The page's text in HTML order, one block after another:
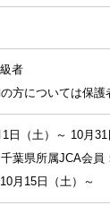
者
の方については保護
日（土）～ 10月31
葉県所属JCA会員
月15日（土）～